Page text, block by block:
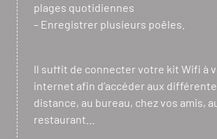
plages quotidiennes
– Enregistrer plusieurs poêles.
Il suffit de connecter votre kit Wifi à
internet afin d’accéder aux
distance, au bureau, chez vos amis,
restaurant…